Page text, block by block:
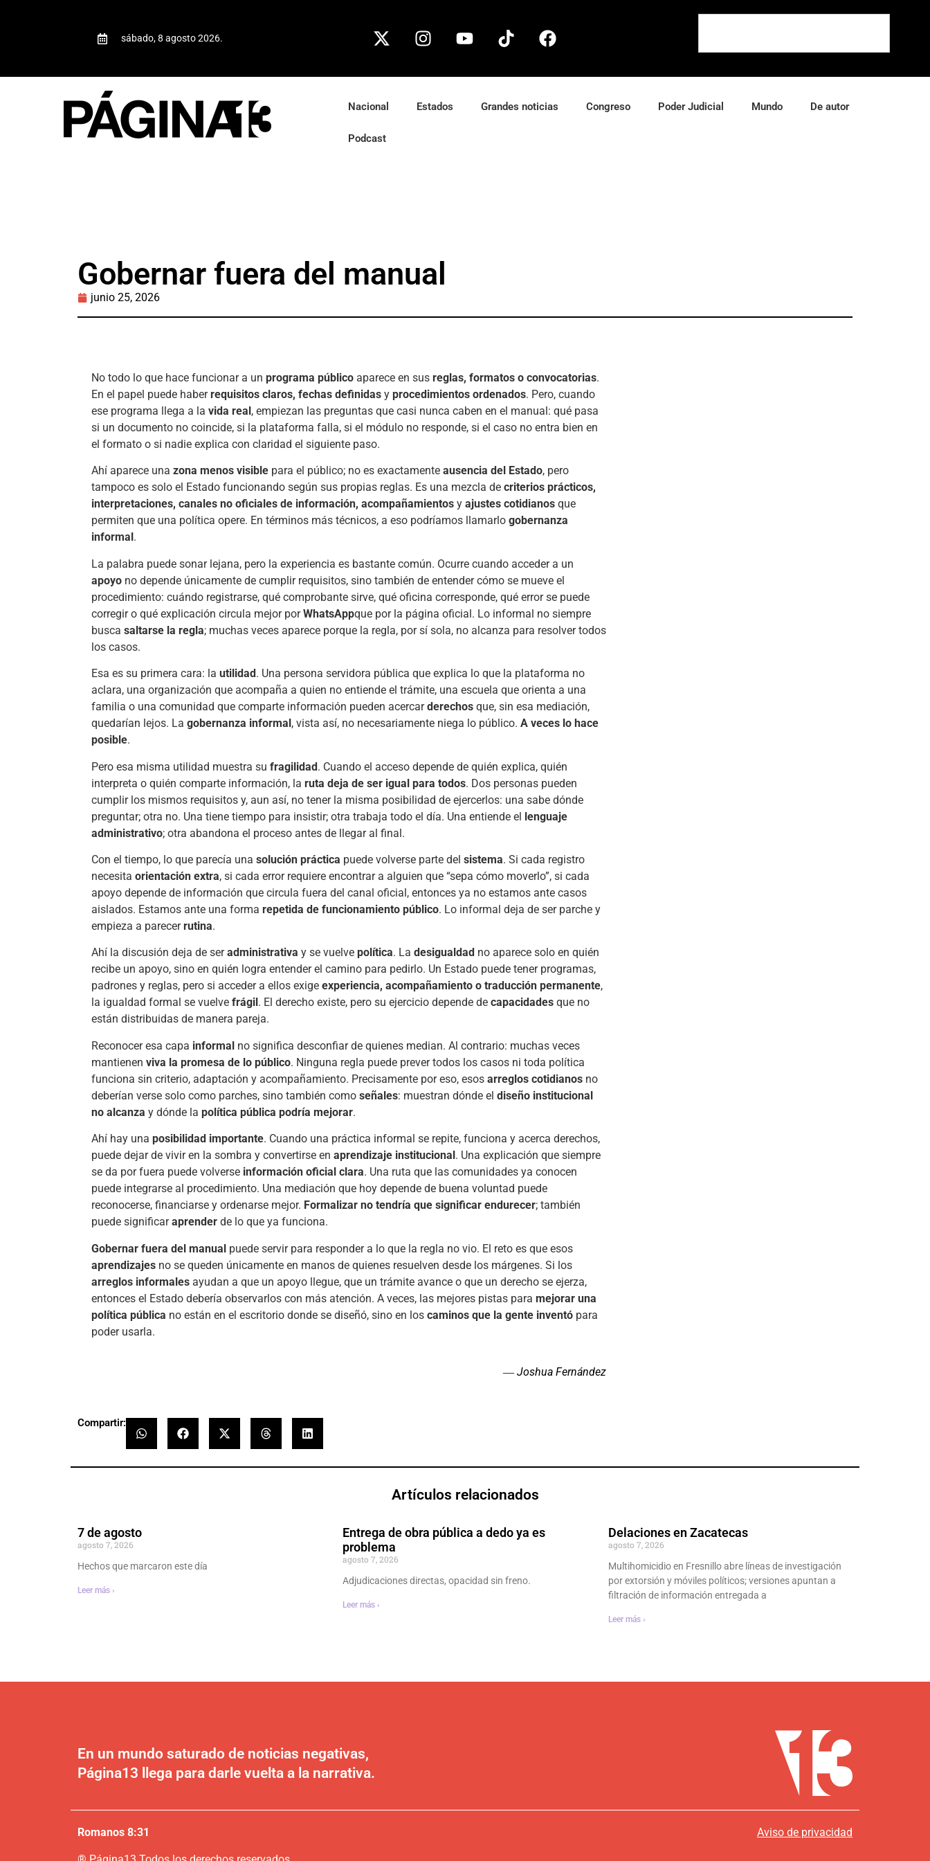
sábado, 8 agosto 2026.
Nacional Estados Grandes noticias Congreso Poder Judicial Mundo De autor
Podcast
Gobernar fuera del manual
junio 25, 2026
No todo lo que hace funcionar a un programa público aparece en sus reglas, formatos o convocatorias.
En el papel puede haberrequisitos claros, fechas definidas y procedimientos ordenados. Pero, cuando
ese programa llega a la vida real, empiezan las preguntas que casi nunca caben en el manual: qué pasa
si un documento no coincide, si la plataforma falla, si el módulo no responde, si el caso no entra bien en
el formato o si nadie explica con claridad el siguiente paso.
Ahí aparece una zona menos visible para el público; no es exactamente ausencia del Estado, pero
tampoco es solo el Estado funcionando según sus propias reglas. Es una mezcla de criterios prácticos,
interpretaciones, canales no oficiales de información, acompañamientos y ajustes cotidianos que
permiten que una política opere. En términos más técnicos, a eso podríamos llamarlo gobernanza
informal .
La palabra puede sonar lejana, pero la experiencia es bastante común. Ocurre cuando acceder a un
apoyo no depende únicamente de cumplir requisitos, sino también de entender cómo se mueve el
procedimiento: cuándo registrarse, qué comprobante sirve, qué oficina corresponde, qué error se puede
corregir o qué explicación circula mejor porWhatsAppque por la página oficial. Lo informal no siempre
busca saltarse la regla; muchas veces aparece porque la regla, por sí sola, no alcanza para resolver todos
los casos.
Esa es su primera cara: la utilidad . Una persona servidora pública que explica lo que la plataforma no
aclara, una organización que acompaña a quien no entiende el trámite, una escuela que orienta a una
familia o una comunidad que comparte información pueden acercarderechos que, sin esa mediación,
quedarían lejos. La gobernanza informal , vista así, no necesariamente niega lo público. A veces lo hace
posible.
Pero esa misma utilidad muestra su fragilidad. Cuando el acceso depende de quién explica, quién
interpreta o quién comparte información, la ruta deja de ser igual para todos. Dos personas pueden
cumplir los mismos requisitos y, aun así, no tener la misma posibilidad de ejercerlos: una sabe dónde
preguntar; otra no. Una tiene tiempo para insistir; otra trabaja todo el día. Una entiende el lenguaje
administrativo; otra abandona el proceso antes de llegar al final.
Con el tiempo, lo que parecía una solución práctica puede volverse parte del sistema. Si cada registro
necesita orientación extra, si cada error requiere encontrar a alguien que “sepa cómo moverlo”, si cada
apoyo depende de información que circula fuera del canal oficial, entonces ya no estamos ante casos
aislados. Estamos ante una forma repetida de funcionamiento público. Lo informal deja de ser parche y
empieza a parecerrutina.
Ahí la discusión deja de seradministrativa y se vuelve política. La desigualdad no aparece solo en quién
recibe un apoyo, sino en quién logra entender el camino para pedirlo. Un Estado puede tener programas,
padrones y reglas, pero si acceder a ellos exige experiencia, acompañamiento o traducción permanente,
la igualdad formal se vuelve frágil . El derecho existe, pero su ejercicio depende de capacidades que no
están distribuidas de manera pareja.
Reconocer esa capa informal no significa desconfiar de quienes median. Al contrario: muchas veces
mantienen viva la promesa de lo público. Ninguna regla puede prever todos los casos ni toda política
funciona sin criterio, adaptación y acompañamiento. Precisamente por eso, esos arreglos cotidianos no
deberían verse solo como parches, sino también como señales: muestran dónde el diseño institucional
no alcanza y dónde la política pública podría mejorar.
Ahí hay una posibilidad importante. Cuando una práctica informal se repite, funciona y acerca derechos,
puede dejar de vivir en la sombra y convertirse en aprendizaje institucional. Una explicación que siempre
se da por fuera puede volverse información oficial clara. Una ruta que las comunidades ya conocen
puede integrarse al procedimiento. Una mediación que hoy depende de buena voluntad puede
reconocerse, financiarse y ordenarse mejor. Formalizar no tendría que significar endurecer; también
puede significaraprender de lo que ya funciona.
Gobernar fuera del manual puede servir para responder a lo que la regla no vio. El reto es que esos
aprendizajes no se queden únicamente en manos de quienes resuelven desde los márgenes. Si los
arreglos informales ayudan a que un apoyo llegue, que un trámite avance o que un derecho se ejerza,
entonces el Estado debería observarlos con más atención. A veces, las mejores pistas para mejorar una
política pública no están en el escritorio donde se diseñó, sino en los caminos que la gente inventó para
poder usarla.
— Joshua Fernández
Compartir:
Artículos relacionados
7 de agosto
agosto 7, 2026
Hechos que marcaron este día
Leer más ›
Entrega de obra pública a dedo ya es
problema
agosto 7, 2026
Adjudicaciones directas, opacidad sin freno.
Leer más ›
Delaciones en Zacatecas
agosto 7, 2026
Multihomicidio en Fresnillo abre líneas de investigación
por extorsión y móviles políticos; versiones apuntan a
filtración de información entregada a
Leer más ›
En un mundo saturado de noticias negativas,
Página13 llega para darle vuelta a la narrativa.
Romanos 8:31 Aviso de privacidad